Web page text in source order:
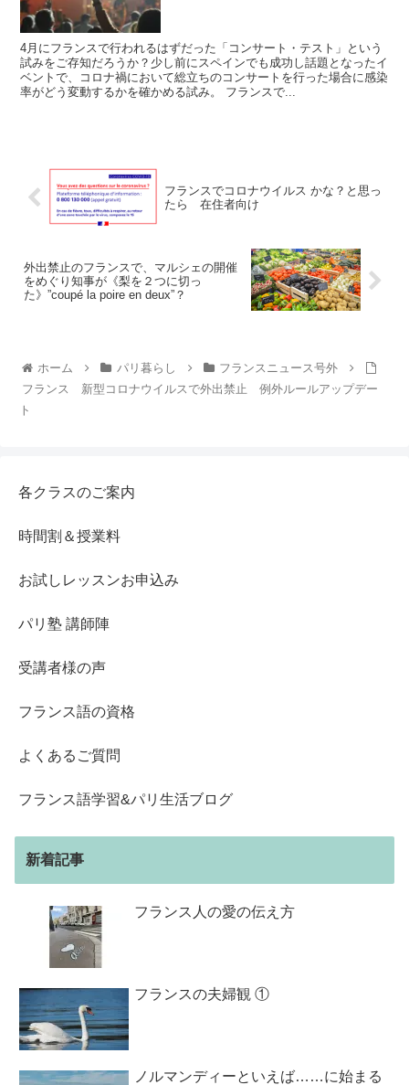
4月にフランスで行われるはずだった「コンサート・テスト」という
試みをご存知だろうか？少し前にスペインでも成功し話題となったイ
ベントで、コロナ禍において総立ちのコンサートを行った場合に感染
率がどう変動するかを確かめる試み。 フランスで...
フランスでコロナウイルス かな？と思っ
たら 在住者向け
外出禁止のフランスで、マルシェの開催
をめぐり知事が《梨を２つに切っ
た》”coupé la poire en deux”？
ホーム パリ暮らし
フランスニュース号外
フランス 新型コロナウイルスで外出禁止 例外ルールアップデー
ト
各クラスのご案内
時間割＆授業料
お試しレッスンお申込み
パリ塾 講師陣
受講者様の声
フランス語の資格
よくあるご質問
フランス語学習&パリ生活ブログ
新着記事
フランス人の愛の伝え方
フランスの夫婦観 ①
ノルマンディーといえば……に始まる